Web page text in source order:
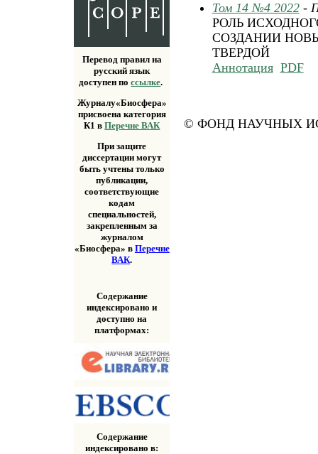
Перевод правил на
русский язык
доступен поссылке.
Журналу«Биосфера»
присвоена категория
К1 вПеречне ВАК
При защите
диссертации могут
быть учтены только
публикации,
соответствующие
кодам
специальностей,
закрепленным за
журналом
«Биосфера» в Перечне
ВАК.
Содержание
индексировано и
доступно на
платформах:
Содержание
индексировано в:
Том 14 №4 2022-
РОЛЬ
СОЗДАНИИ
ТВЕРДОЙ
Аннотация PDF
© ФОНД НАУЧНЫХ